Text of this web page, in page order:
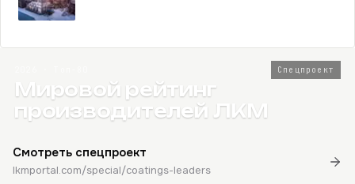
Спецпроект
Мировой рейтинг
производителей ЛКМ
Смотреть спецпроект
lkmportal.com/special/coatings-leaders